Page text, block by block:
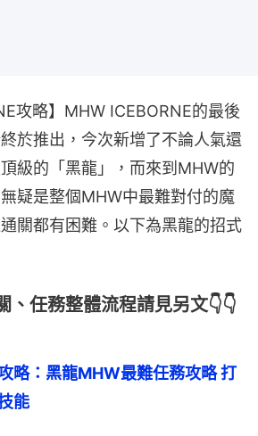
攻略】MHW ICEBORNE的最後
於推出，今次新增了不論人氣還
級的「黑龍」，而來到MHW的
疑是整個MHW中最難對付的魔
關都有困難。以下為黑龍的招式
、任務整體流程請見另文👇👇
略：黑龍MHW最難任務攻略 打
能